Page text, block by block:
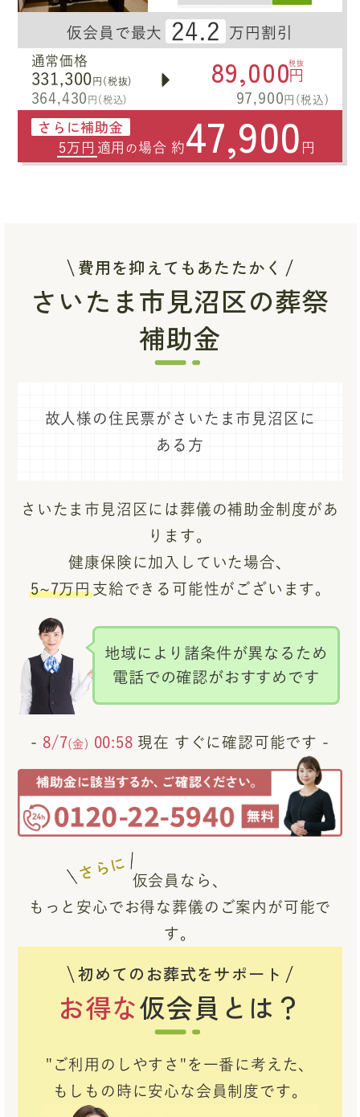
仮会員で最大 24.2 万円割引
通常価格
331,300 円(税抜)
364,430 円(税込)
89,000税抜
円
97,900 円(税込)
さらに補助金
5万円 適用 の 場合 約47,900 円
費用を抑えてもあたたかく
さいたま市見沼区の葬祭
補助金
故人様の住民票がさいたま市見沼区に
ある方
さいたま市見沼区には葬儀の補助金制度があ
ります。
健康保険に加入していた場合、
5~7万円支給できる可能性がございます。
地域により諸条件が異なるため
電話での確認がおすすめです
- 8/7(金) 00:58 現在 すぐに確認可能です -
さらに 仮会員なら、
もっと安心でお得な葬儀のご案内が可能で
す。
初めてのお葬式をサポート
お得な仮会員とは？
"ご利用のしやすさ"を一番に考えた、
もしもの時に安心な会員制度です。